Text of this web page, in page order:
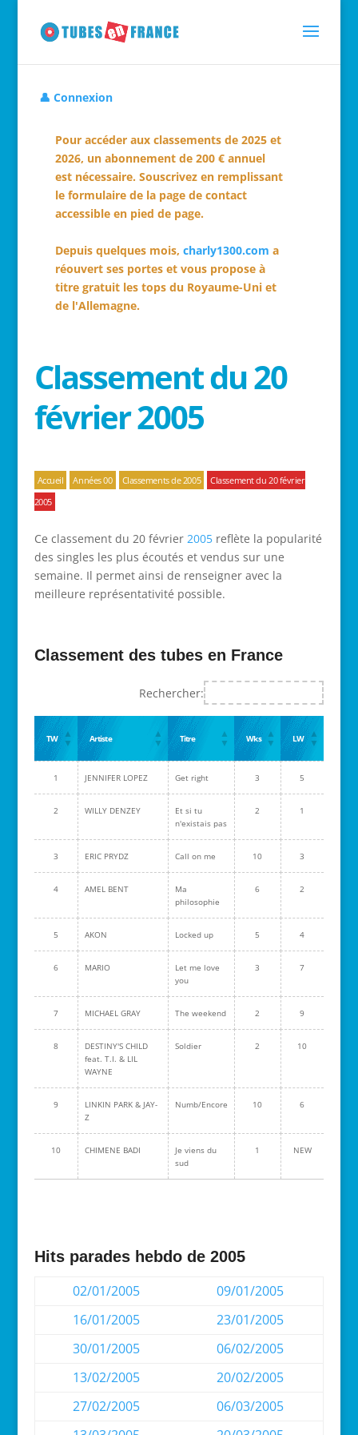
👤 Connexion
Pour accéder aux classements de 2025 et
2026, un abonnement de 200 € annuel
est nécessaire. Souscrivez en remplissant
le formulaire de la page de contact
accessible en pied de page.
Depuis quelques mois, charly1300.com a
réouvert ses portes et vous propose à
titre gratuit les tops du Royaume-Uni et
de l'Allemagne.
Classement du 20
février 2005
Accueil Années 00 Classements de 2005
Classement du 20 février
2005
Ce classement du 20 février 2005reflète la popularité
des singles les plus écoutés et vendus sur une
semaine. Il permet ainsi de renseigner avec la
meilleure représentativité possible.
Classement des tubes en France
Rechercher:
TW Artiste Titre Wks LW
1 JENNIFER LOPEZ Get right 3 5
2 WILLY DENZEY
Et si tu
n'existais pas
2 1
3 ERIC PRYDZ Call on me 10 3
4 AMEL BENT
Ma
philosophie
6 2
5 AKON Locked up 5 4
6 MARIO
Let me love
you
3 7
7 MICHAEL GRAY The weekend 2 9
8
DESTINY'S CHILD
feat. T.I. & LIL
WAYNE
Soldier 2 10
9
LINKIN PARK & JAY-
Z
Numb/Encore 10 6
10 CHIMENE BADI
Je viens du
sud
1 NEW
Hits parades hebdo de 2005
02/01/2005
09/01/2005
16/01/2005
23/01/2005
30/01/2005
06/02/2005
13/02/2005
20/02/2005
27/02/2005
06/03/2005